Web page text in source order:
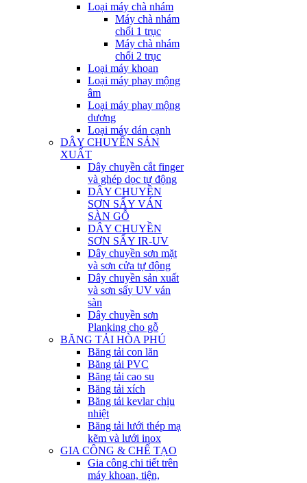
Loại máy chà nhám
Máy chà nhám
chổi 1 trục
Máy chà nhám
chổi 2 trục
Loại máy khoan
Loại máy phay mộng
âm
Loại máy phay mộng
dương
Loại máy dán cạnh
DÂY CHUYỀN SẢN
XUẤT
Dây chuyền cắt finger
và ghép dọc tự động
DÂY CHUYỀN
SƠN SẤY VÁN
SÀN GỖ
DÂY CHUYỀN
SƠN SẤY IR-UV
Dây chuyền sơn mặt
và sơn cửa tự động
Dây chuyền sản xuất
và sơn sấy UV ván
sàn
Dây chuyền sơn
Planking cho gỗ
BĂNG TẢI HÒA PHÚ
Băng tải con lăn
Băng tải PVC
Băng tải cao su
Băng tải xích
Băng tải kevlar chịu
nhiệt
Băng tải lưới thép mạ
kẽm và lưới inox
GIA CÔNG & CHẾ TẠO
Gia công chi tiết trên
máy khoan, tiện,